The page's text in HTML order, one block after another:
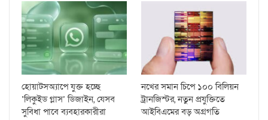
হোয়াটসঅ্যাপে যুক্ত হচ্ছে
‘লিকুইড গ্লাস’ ডিজাইন, যেসব
সুবিধা পাবে ব্যবহারকারীরা
নখের সমান চিপে ১০০ বিলিয়ন
ট্রানজিস্টর, নতুন প্রযুক্তিতে
আইবিএমের বড় অগ্রগতি